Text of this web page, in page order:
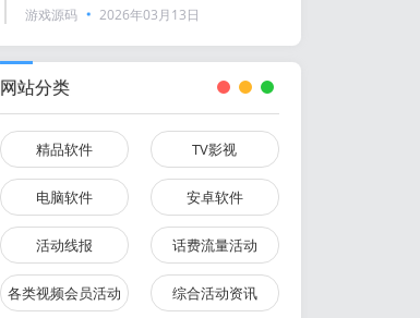
游戏源码 2026年03月13日
网站分类
精品软件 TV影视
电脑软件 安卓软件
活动线报 话费流量活动
各类视频会员活动 综合活动资讯